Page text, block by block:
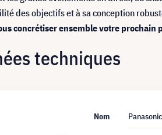
des objectifs et à sa conception
concrétiser ensemble votre
techniques
Nom